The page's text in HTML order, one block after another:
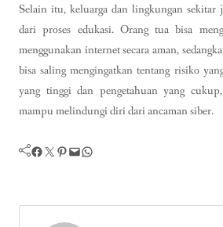
Selain itu, keluarga dan lingkungan sekitar
dari proses edukasi. Orang tua bisa
menggunakan internet secara aman,
bisa saling mengingatkan tentang risiko
yang tinggi dan pengetahuan yang
mampu melindungi diri dari ancaman siber.
Facebook Twitter Pinterest Mail WhatsApp